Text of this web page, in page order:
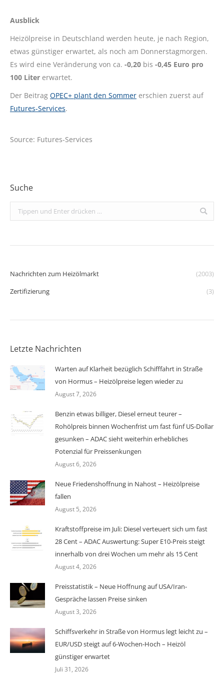
Ausblick
Heizölpreise in Deutschland werden heute, je nach Region,
etwas günstiger erwartet, als noch am Donnerstagmorgen.
Es wird eine Veränderung von ca. -0,20 bis -0,45 Euro pro
100 Liter erwartet.
Der Beitrag OPEC+ plant den Sommer erschien zuerst auf
Futures-Services.
Source: Futures-Services
Suche
Search:
Nachrichten zum Heizölmarkt
(2003)
Zertifizierung
(3)
Letzte Nachrichten
Warten auf Klarheit bezüglich Schifffahrt in Straße
von Hormus – Heizölpreise legen wieder zu
August 7, 2026
Benzin etwas billiger, Diesel erneut teurer –
Rohölpreis binnen Wochenfrist um fast fünf US-Dollar
gesunken – ADAC sieht weiterhin erhebliches
Potenzial für Preissenkungen
August 6, 2026
Neue Friedenshoffnung in Nahost – Heizölpreise
fallen
August 5, 2026
Kraftstoffpreise im Juli: Diesel verteuert sich um fast
28 Cent – ADAC Auswertung: Super E10-Preis steigt
innerhalb von drei Wochen um mehr als 15 Cent
August 4, 2026
Preisstatistik – Neue Hoffnung auf USA/Iran-
Gespräche lassen Preise sinken
August 3, 2026
Schiffsverkehr in Straße von Hormus legt leicht zu –
EUR/USD steigt auf 6-Wochen-Hoch – Heizöl
günstiger erwartet
Juli 31, 2026